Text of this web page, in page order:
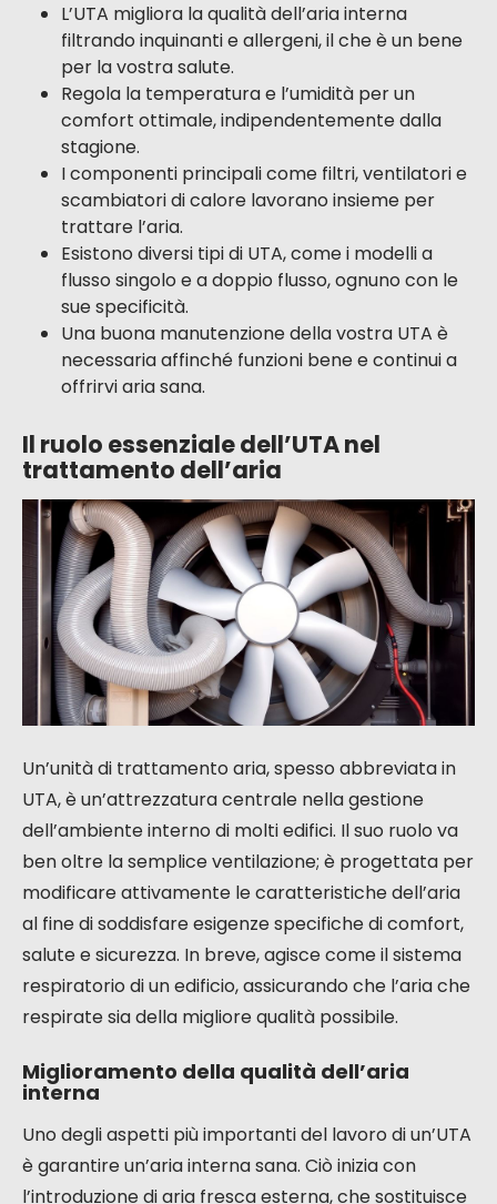
L’UTA migliora la qualità dell’aria interna
filtrando inquinanti e allergeni, il che è un bene
per la vostra salute.
Regola la temperatura e l’umidità per un
comfort ottimale, indipendentemente dalla
stagione.
I componenti principali come filtri, ventilatori e
scambiatori di calore lavorano insieme per
trattare l’aria.
Esistono diversi tipi di UTA, come i modelli a
flusso singolo e a doppio flusso, ognuno con le
sue specificità.
Una buona manutenzione della vostra UTA è
necessaria affinché funzioni bene e continui a
offrirvi aria sana.
Il ruolo essenziale dell’UTA nel
trattamento dell’aria
Un’unità di trattamento aria, spesso abbreviata in
UTA, è un’attrezzatura centrale nella gestione
dell’ambiente interno di molti edifici. Il suo ruolo va
ben oltre la semplice ventilazione; è progettata per
modificare attivamente le caratteristiche dell’aria
al fine di soddisfare esigenze specifiche di comfort,
salute e sicurezza. In breve, agisce come il sistema
respiratorio di un edificio, assicurando che l’aria che
respirate sia della migliore qualità possibile.
Miglioramento della qualità dell’aria
interna
Uno degli aspetti più importanti del lavoro di un’UTA
è garantire un’aria interna sana. Ciò inizia con
l’introduzione di aria fresca esterna, che sostituisce